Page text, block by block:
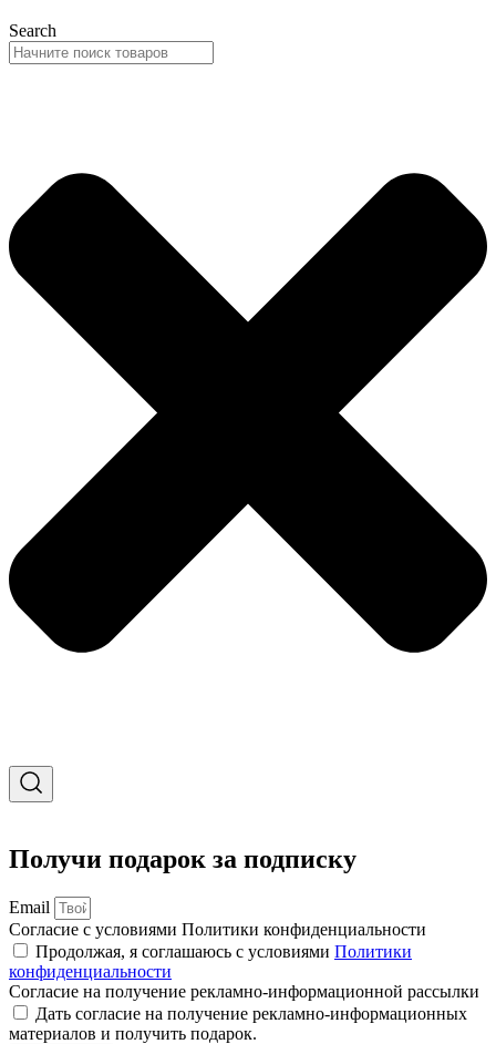
Search
Получи подарок за подписку
Email
Согласие с условиями Политики конфиденциальности
Продолжая, я соглашаюсь с условиями Политики
конфиденциальности
Согласие на получение рекламно-информационной рассылки
Дать согласие на получение рекламно-информационных
материалов и получить подарок.